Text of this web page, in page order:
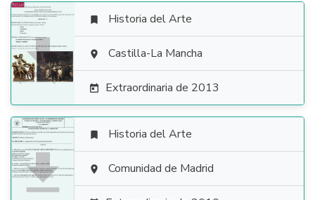

 Historia del Arte
 Castilla-La Mancha
 Extraordinaria de 2013

 Historia del Arte
 Comunidad de Madrid